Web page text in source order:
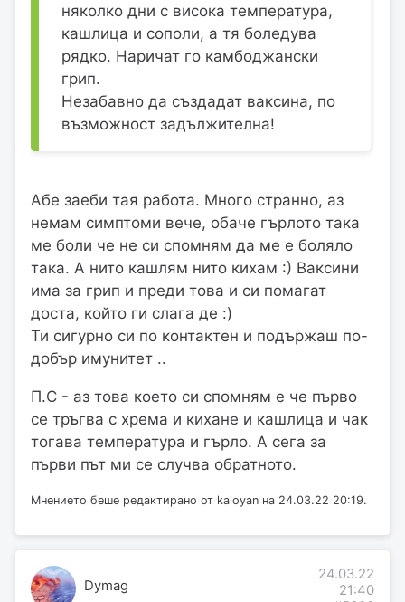
няколко дни с висока температура,
кашлица и сополи, а тя боледува
рядко. Наричат го камбоджански
грип.
Незабавно да създадат ваксина, по
възможност задължителна!
Абе заеби тая работа. Много странно, аз
немам симптоми вече, обаче гърлото така
ме боли че не си спомням да ме е боляло
така. А нито кашлям нито кихам :) Ваксини
има за грип и преди това и си помагат
доста, който ги слага де :)
Ти сигурно си по контактен и подържаш по-
добър имунитет ..
П.С - аз това което си спомням е че първо
се тръгва с хрема и кихане и кашлица и чак
тогава температура и гърло. А сега за
първи път ми се случва обратното.
Мнението беше редактирано от kaloyan на 24.03.22 20:19.
Dymag
24.03.22
21:40